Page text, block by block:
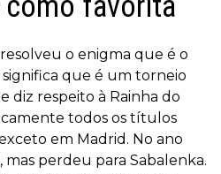
o enigma que é o
que é um torneio
diz respeito à Rainha do
todos os títulos
em Madrid. No ano
mas perdeu para Sabalenka.